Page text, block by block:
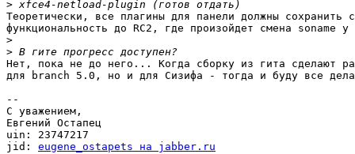
>
Теоретически, все плагины для панели должны сохранить
функциональность до RC2, где произойдет смена soname
>
>
Нет, пока не до него... Когда сборку из гита сделают
для branch 5.0, но и для Сизифа - тогда и буду все
--
С уважением,
Евгений Остапец
uin: 23747217
jid: eugene_ostapets на jabber.ru